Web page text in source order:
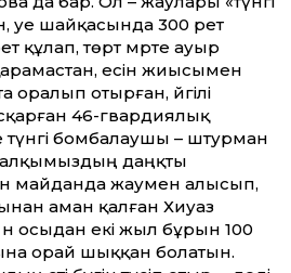
әуе шайқасында 300 рет
құлап, төрт мәрте ауыр
есін жиысымен
отырған, әйгілі
46-гвардиялық
бомбалаушы – штурман
даңқты
майданда жаумен алысып,
аман қалған Хиуаз
осыдан екі жыл бұрын 100
орай шыққан болатын.